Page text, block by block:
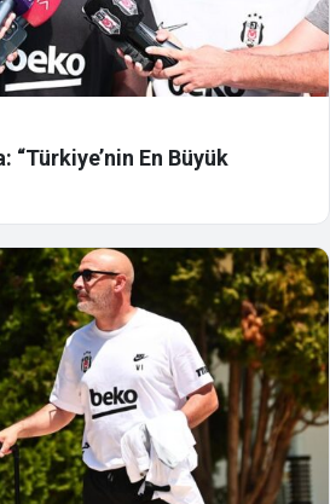
“Türkiye’nin En Büyük